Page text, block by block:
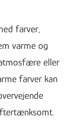
farver,
varme og
eller
farver kan